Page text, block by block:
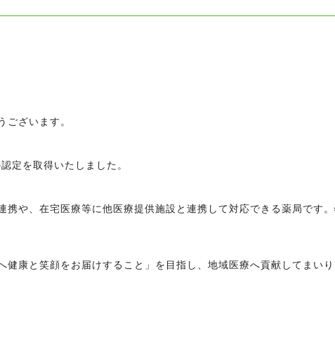
ございます。
定を取得いたしました。
や、在宅医療等に他医療提供施設と連携して対応できる薬局です
康と笑顔をお届けすること」を目指し、地域医療へ貢献してまいり